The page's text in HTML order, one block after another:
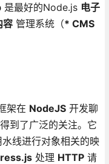
是最好的Node.js 电子
容管理系统（* CMS
架在 NodeJS开发聊
到了广泛的关注。它
线进行对象相关的映
处理 HTTP请